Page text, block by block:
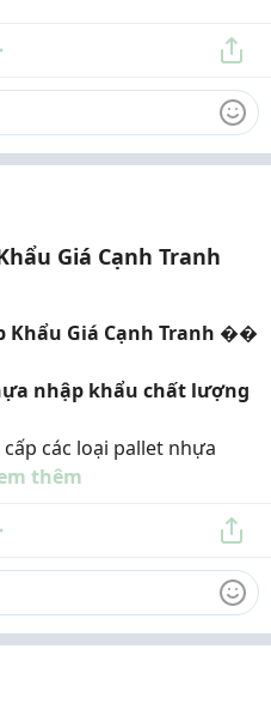
Giá Cạnh Tranh
Giá Cạnh Tranh ��
nhập khẩu chất lượng
các loại pallet nhựa
thêm